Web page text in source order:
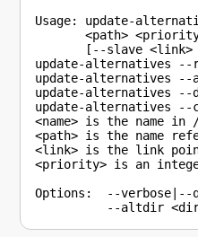
Usage: update-
<path>
[--slave <link>
update-alternatives --
update-alternatives --
update-alternatives --
update-alternatives --
<name> is the name
<path> is the name
<link> is the link
<priority> is an
Options:  --